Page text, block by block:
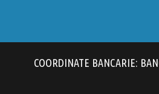
COORDINATE BANCARIE: